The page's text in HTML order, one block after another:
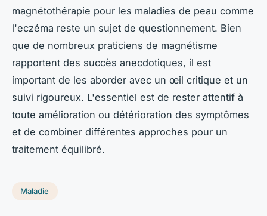
magnétothérapie pour les maladies de peau comme
l'eczéma reste un sujet de questionnement. Bien
que de nombreux praticiens de magnétisme
rapportent des succès anecdotiques, il est
important de les aborder avec un œil critique et un
suivi rigoureux. L'essentiel est de rester attentif à
toute amélioration ou détérioration des symptômes
et de combiner différentes approches pour un
traitement équilibré.
Maladie